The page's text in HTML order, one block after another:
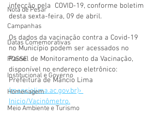
Nota de Pesar
Campanhas
Datas Comemorativas
POSSE
Institucional e Governo
Homenagem
Meio Ambiente e Turismo
infecção pela  COVID-19, conforme boletim
desta sexta-feira, 09 de abril.
Os dados da vacinação contra a Covid-19
no Município podem ser acessados no
Painel de Monitoramento da Vacinação,
disponível no endereço eletrônico:
Prefeitura de Mâncio Lima
(manciolima.ac.gov.br)›
Inicio/Vacinômetro.